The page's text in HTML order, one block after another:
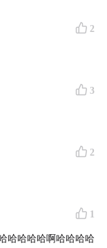
2
3
2
1
哈哈哈哈啊哈哈哈哈